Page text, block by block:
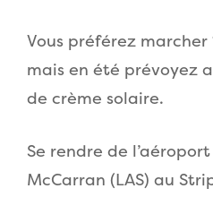
Vous préférez marcher
mais en été prévoyez
de crème solaire.
Se rendre de
McCarran (LAS) au